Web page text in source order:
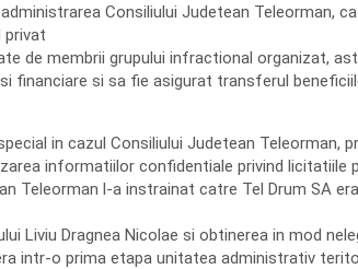
Consiliului Judetean Teleorman,
privat
de membrii grupului infractional organizat,
si sa fie asigurat transferul
in cazul Consiliului Judetean Teleorman,
informatiilor confidentiale privind licitatiile
Teleorman l-a instrainat catre Tel Drum SA
Dragnea Nicolae si obtinerea in mod
intr-o prima etapa unitatea administrativ